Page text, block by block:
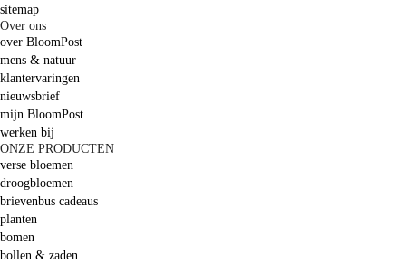
sitemap
Over ons
over BloomPost
mens & natuur
klantervaringen
nieuwsbrief
mijn BloomPost
werken bij
ONZE PRODUCTEN
verse bloemen
droogbloemen
brievenbus cadeaus
planten
bomen
bollen & zaden